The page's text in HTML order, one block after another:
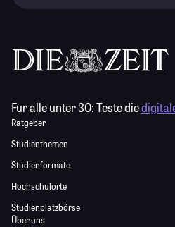
Für alle unter 30:Teste die
Ratgeber
Studienthemen
Studienformate
Hochschulorte
Studienplatzbörse
Über uns